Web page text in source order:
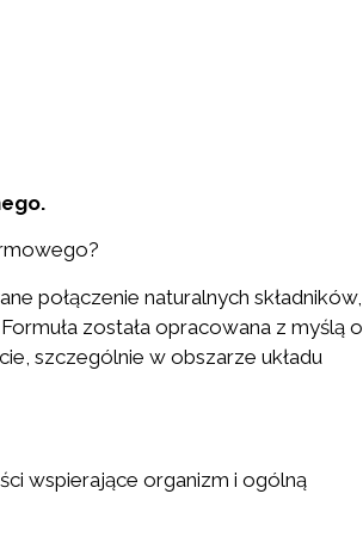
połączenie naturalnych składników,
została opracowana z myślą o
szczególnie w obszarze układu
wspierające organizm i ogólną